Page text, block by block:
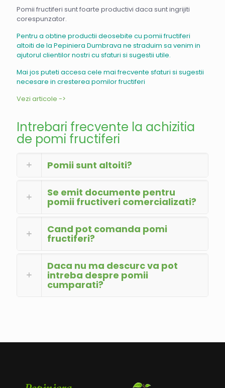
Pomii fructiferi sunt foarte productivi daca sunt ingrijiti
corespunzator.
Pentru a obtine productii deosebite cu pomii fructiferi
altoiti de la Pepiniera Dumbrava ne straduim sa venim in
ajutorul clientilor nostri cu sfaturi si sugestii utile.
Mai jos puteti accesa cele mai frecvente sfaturi si sugestii
necesare in cresterea pomilor fructiferi
Vezi articole ->
Intrebari frecvente la achizitia
de pomi fructiferi
Pomii sunt altoiti?
Se emit documente pentru
pomii fructiveri comercializati?
Cand pot comanda pomi
fructiferi?
Daca nu ma descurc va pot
intreba despre pomii
cumparati?